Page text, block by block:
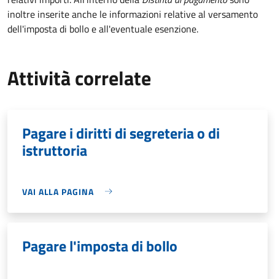
inoltre inserite anche le informazioni relative al versamento
dell'imposta di bollo e all'eventuale esenzione.
Attività correlate
Pagare i diritti di segreteria o di
istruttoria
VAI ALLA PAGINA
Pagare l'imposta di bollo